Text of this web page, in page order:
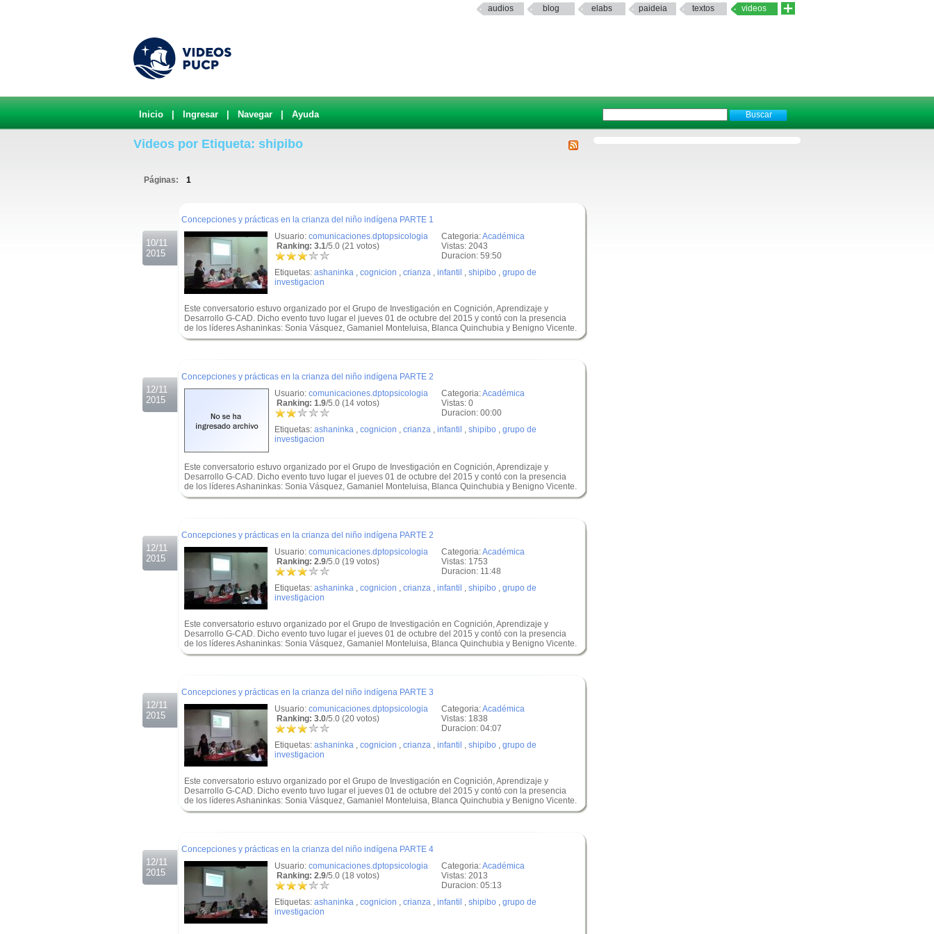
audios blog elabs paideia textos videos
Inicio Ingresar Navegar Ayuda
Videos por Etiqueta: shipibo
Páginas: 1
10/11
2015
Concepciones y prácticas en la crianza del niño indígena PARTE 1
Categoria:Académica
Vistas: 2043
Duracion: 59:50
Usuario: comunicaciones.dptopsicologia
Ranking: 3.1/5.0 (21 votos)
Etiquetas: ashaninka , cognicion , crianza , infantil , shipibo , grupo de
investigacion
Este conversatorio estuvo organizado por el Grupo de Investigación en Cognición, Aprendizaje y
Desarrollo G-CAD. Dicho evento tuvo lugar el jueves 01 de octubre del 2015 y contó con la presencia
de los líderes Ashaninkas: Sonia Vásquez, Gamaniel Monteluisa, Blanca Quinchubia y Benigno Vicente.
12/11
2015
Concepciones y prácticas en la crianza del niño indígena PARTE 2
Categoria:Académica
Vistas: 0
Duracion: 00:00
Usuario: comunicaciones.dptopsicologia
Ranking: 1.9/5.0 (14 votos)
Etiquetas: ashaninka , cognicion , crianza , infantil , shipibo , grupo de
investigacion
Este conversatorio estuvo organizado por el Grupo de Investigación en Cognición, Aprendizaje y
Desarrollo G-CAD. Dicho evento tuvo lugar el jueves 01 de octubre del 2015 y contó con la presencia
de los líderes Ashaninkas: Sonia Vásquez, Gamaniel Monteluisa, Blanca Quinchubia y Benigno Vicente.
12/11
2015
Concepciones y prácticas en la crianza del niño indígena PARTE 2
Categoria:Académica
Vistas: 1753
Duracion: 11:48
Usuario: comunicaciones.dptopsicologia
Ranking: 2.9/5.0 (19 votos)
Etiquetas: ashaninka , cognicion , crianza , infantil , shipibo , grupo de
investigacion
Este conversatorio estuvo organizado por el Grupo de Investigación en Cognición, Aprendizaje y
Desarrollo G-CAD. Dicho evento tuvo lugar el jueves 01 de octubre del 2015 y contó con la presencia
de los líderes Ashaninkas: Sonia Vásquez, Gamaniel Monteluisa, Blanca Quinchubia y Benigno Vicente.
12/11
2015
Concepciones y prácticas en la crianza del niño indígena PARTE 3
Categoria:Académica
Vistas: 1838
Duracion: 04:07
Usuario: comunicaciones.dptopsicologia
Ranking: 3.0/5.0 (20 votos)
Etiquetas: ashaninka , cognicion , crianza , infantil , shipibo , grupo de
investigacion
Este conversatorio estuvo organizado por el Grupo de Investigación en Cognición, Aprendizaje y
Desarrollo G-CAD. Dicho evento tuvo lugar el jueves 01 de octubre del 2015 y contó con la presencia
de los líderes Ashaninkas: Sonia Vásquez, Gamaniel Monteluisa, Blanca Quinchubia y Benigno Vicente.
12/11
2015
Concepciones y prácticas en la crianza del niño indígena PARTE 4
Categoria:Académica
Vistas: 2013
Duracion: 05:13
Usuario: comunicaciones.dptopsicologia
Ranking: 2.9/5.0 (18 votos)
Etiquetas: ashaninka , cognicion , crianza , infantil , shipibo , grupo de
investigacion